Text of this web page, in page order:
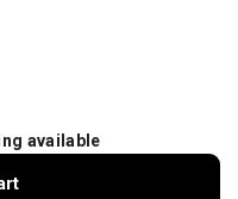
available